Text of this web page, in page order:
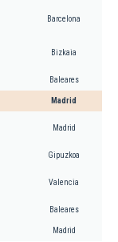
Barcelona
Bizkaia
Baleares
Madrid
Madrid
Gipuzkoa
Valencia
Baleares
Madrid